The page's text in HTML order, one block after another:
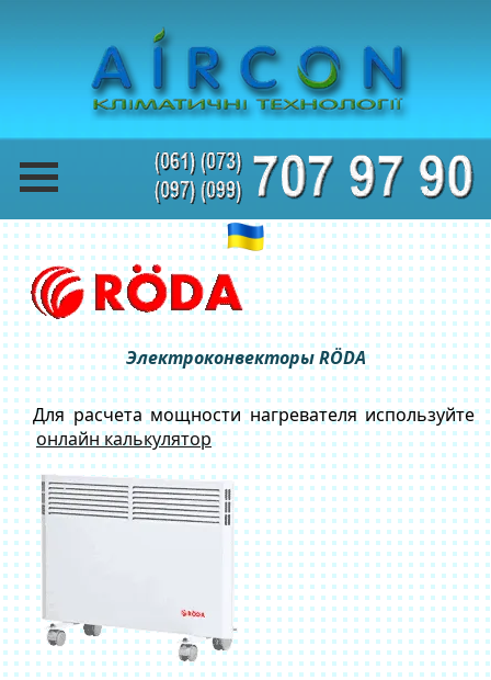
Электроконвекторы RÖDA
Для расчета мощности нагревателя используйте
онлайн калькулятор